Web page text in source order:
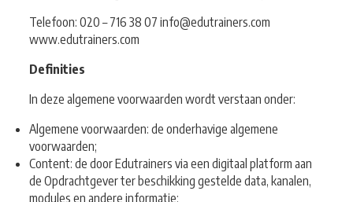
Telefoon: 020 – 716 38 07 info@edutrainers.com
www.edutrainers.com
Definities
In deze algemene voorwaarden wordt verstaan onder:
Algemene voorwaarden: de onderhavige algemene
voorwaarden;
Content: de door Edutrainers via een digitaal platform aan
de Opdrachtgever ter beschikking gestelde data, kanalen,
modules en andere informatie;